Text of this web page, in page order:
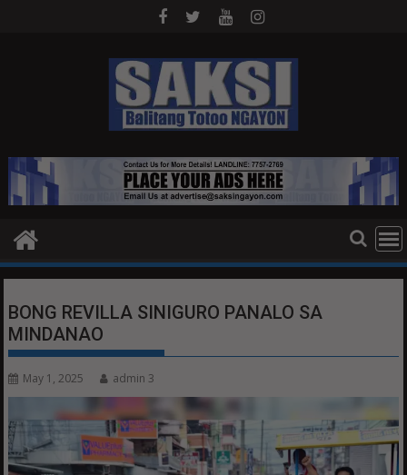
BONG REVILLA SINIGURO PANALO SA
MINDANAO
May 1, 2025 admin 3